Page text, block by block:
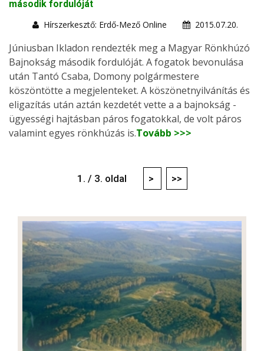
második fordulóját
Hírszerkesztő: Erdő-Mező Online
2015.07.20.
Júniusban Ikladon rendezték meg a Magyar Rönkhúzó
Bajnokság második fordulóját. A fogatok bevonulása
után Tantó Csaba, Domony polgármestere
köszöntötte a megjelenteket. A köszönetnyilvánítás és
eligazítás után aztán kezdetét vette a a bajnokság -
ügyességi hajtásban páros fogatokkal, de volt páros
valamint egyes rönkhúzás is.Tovább >>>
1. / 3. oldal > >>